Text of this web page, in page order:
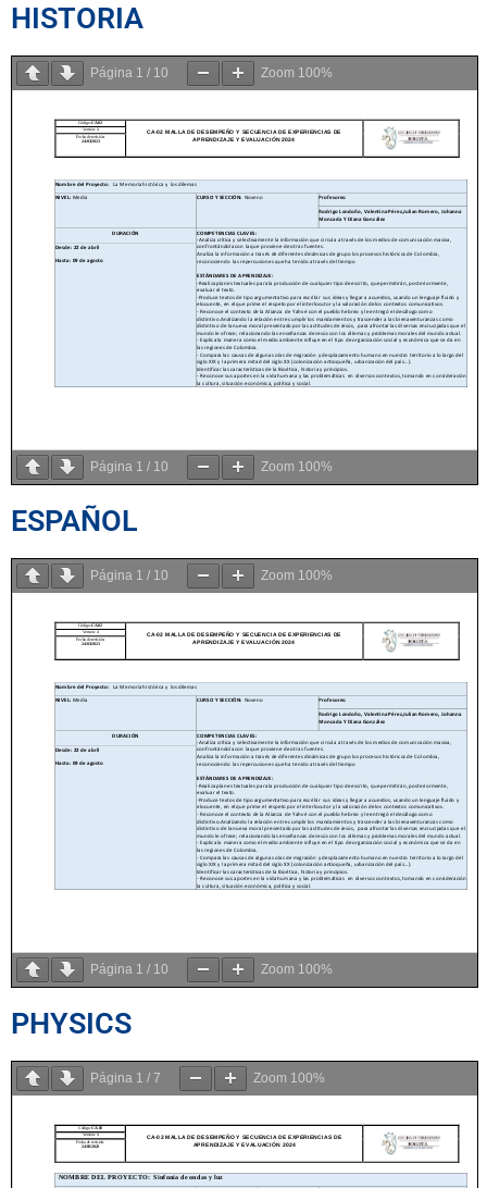
HISTORIA
Página 1 / 10 Zoom 100%
Página 1 / 10 Zoom 100%
ESPAÑOL
Página 1 / 10 Zoom 100%
Página 1 / 10 Zoom 100%
PHYSICS
Página 1 / 7 Zoom 100%